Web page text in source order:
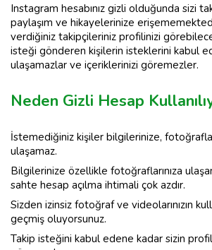
Instagram hesabınız gizli olduğunda sizi
paylaşım ve hikayelerinize
verdiğiniz takipçileriniz profilinizi
isteği gönderen kişilerin isteklerini kabul
ulaşamazlar ve içeriklerinizi göremezler.
Neden Gizli Hesap
İstemediğiniz kişiler bilgilerinize,
ulaşamaz.
Bilgilerinize özellikle fotoğraflarınıza
sahte hesap açılma ihtimali çok azdır.
Sizden izinsiz fotoğraf ve videolarınızın
geçmiş oluyorsunuz.
Takip isteğini kabul edene kadar sizin